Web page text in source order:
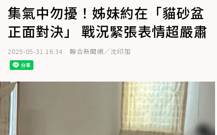
集氣中勿擾！姊妹約在「貓砂盆
正面對決」 戰況緊張表情超嚴肅
2025-05-31 16:34 聯合新聞網／沈印加